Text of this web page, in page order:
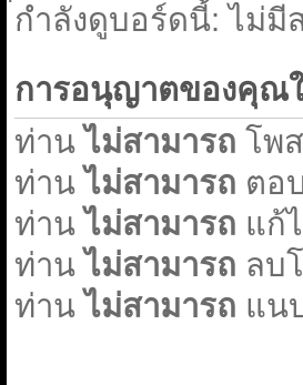
กำลังดูบอร์ดนี้: ไม่
การอนุญาตของคุณ
ท่านไม่สามารถ โพ
ท่านไม่สามารถ ตอ
ท่านไม่สามารถ แก้
ท่านไม่สามารถ ลบ
ท่านไม่สามารถ แน